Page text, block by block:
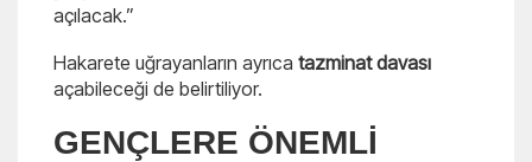
açılacak.”
Hakarete uğrayanların ayrıca tazminat davası
açabileceği de belirtiliyor.
GENÇLERE ÖNEMLİ